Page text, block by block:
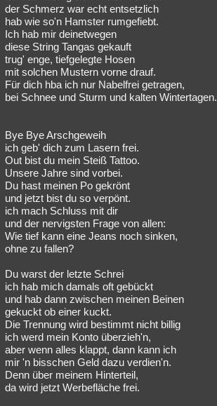
der Schmerz war echt entsetzlich
hab wie so'n Hamster rumgefiebt.
Ich hab mir deinetwegen
diese String Tangas gekauft
trug' enge, tiefgelegte Hosen
mit solchen Mustern vorne drauf.
Für dich hba ich nur Nabelfrei getragen,
bei Schnee und Sturm und kalten Wintertagen.
Bye Bye Arschgeweih
ich geb' dich zum Lasern frei.
Out bist du mein Steiß Tattoo.
Unsere Jahre sind vorbei.
Du hast meinen Po gekrönt
und jetzt bist du so verpönt.
ich mach Schluss mit dir
und der nervigsten Frage von allen:
Wie tief kann eine Jeans noch sinken,
ohne zu fallen?
Du warst der letzte Schrei
ich hab mich damals oft gebückt
und hab dann zwischen meinen Beinen
gekuckt ob einer kuckt.
Die Trennung wird bestimmt nicht billig
ich werd mein Konto überzieh'n,
aber wenn alles klappt, dann kann ich
mir 'n bisschen Geld dazu verdien'n.
Denn über meinem Hinterteil,
da wird jetzt Werbefläche frei.